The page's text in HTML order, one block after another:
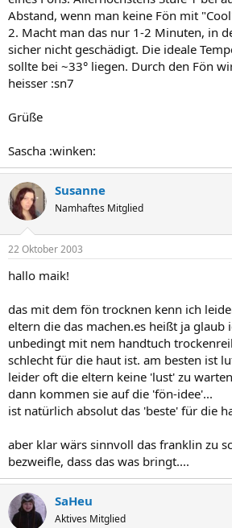
Abstand, wenn man keine Fön mit
2. Macht man das nur 1-2 Minuten, in
sicher nicht geschädigt. Die ideale
sollte bei ~33° liegen. Durch den Fön
heisser :sn7
Grüße
Sascha :winken:
Susanne
Namhaftes Mitglied
22 Oktober 2003
hallo maik!
das mit dem fön trocknen kenn ich
eltern die das machen.es heißt ja glaub
unbedingt mit nem handtuch
schlecht für die haut ist. am besten ist
leider oft die eltern keine 'lust' zu
dann kommen sie auf die 'fön-idee'...
ist natürlich absolut das 'beste' für die
aber klar wärs sinnvoll das franklin zu
bezweifle, dass das was bringt....
SaHeu
Aktives Mitglied